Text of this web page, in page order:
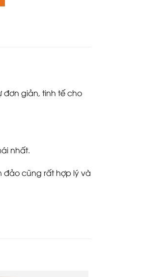
đơn giản, tinh tế cho
nhất.
đảo cũng rất hợp lý và